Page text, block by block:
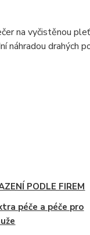
na vyčistěnou
náhradou drahých
PODLE FIREM
péče a péče pro